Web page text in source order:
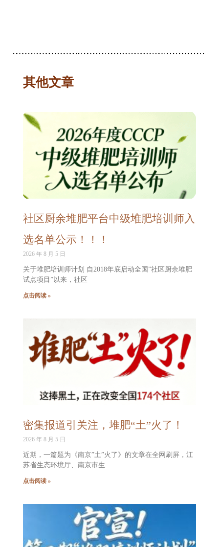
其他文章
社区厨余堆肥平台中级堆肥培训师入
选名单公示！！！
2026 年 8 月 5 日
关于堆肥培训师计划 自2018年底启动全国”社区厨余堆肥
试点项目”以来，社区
点击阅读 »
密集报道引关注，堆肥“土”火了！
2026 年 8 月 5 日
近期，一篇题为《南京”土”火了》的文章在全网刷屏，江
苏省生态环境厅、南京市生
点击阅读 »